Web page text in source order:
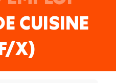
CUISINE
X)